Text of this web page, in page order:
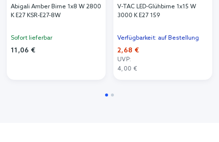
Abigali Amber Birne 1x8 W 2800
K E27 KSR-E27-8W
Sofort lieferbar
11,06 €
V-TAC LED-Glühbirne 1x15 W
3000 K E27 159
Verfügbarkeit: auf Bestellung
2,68 €
UVP:
4,00 €